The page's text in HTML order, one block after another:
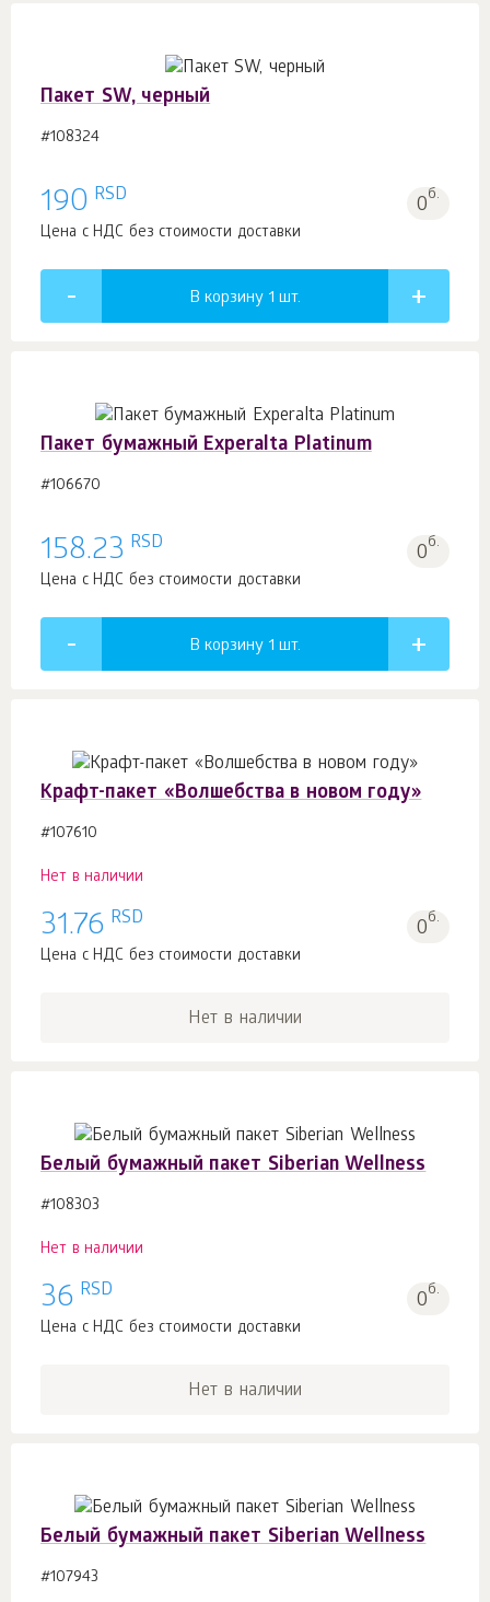
Пакет SW, черный
#108324
190 RSD 0б.
Цена с НДС без стоимости доставки
В корзину 1 шт.
Пакет бумажный Experalta Platinum
#106670
158.23 RSD 0б.
Цена с НДС без стоимости доставки
В корзину 1 шт.
Крафт-пакет «Волшебства в новом году»
#107610
Нет в наличии
31.76 RSD 0б.
Цена с НДС без стоимости доставки
Нет в наличии
Белый бумажный пакет Siberian Wellness
#108303
Нет в наличии
36 RSD 0б.
Цена с НДС без стоимости доставки
Нет в наличии
Белый бумажный пакет Siberian Wellness
#107943